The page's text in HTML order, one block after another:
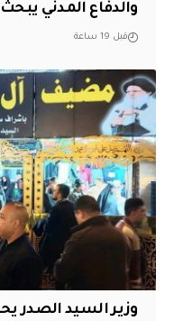
والدفاع المدني
قبل 19 ساعة
وزير السيد الصدر